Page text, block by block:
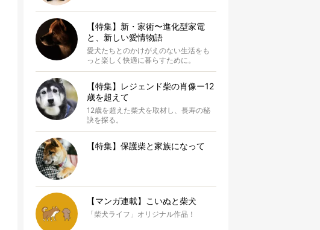
【特集】新・家術〜進化型家電
と、新しい愛情物語
愛犬たちとのかけがえのない生活をも
っと楽しく快適に暮らすために。
【特集】レジェンド柴の肖像ー12
歳を超えて
12歳を超えた柴犬を取材し、長寿の秘
訣を探る。
【特集】保護柴と家族になって
【マンガ連載】こいぬと柴犬
「柴犬ライフ」オリジナル作品！